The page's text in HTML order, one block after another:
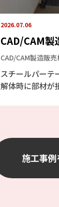
2026.07.06
CAD/CAM製
CAD/CAM製造販売
スチールパーテ
解体時に部材が
施工事例